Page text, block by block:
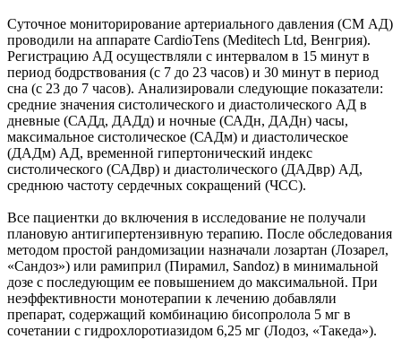
Суточное мониторирование артериального давления (СМ АД)
проводили на аппарате CardioTens (Meditech Ltd, Венгрия).
Регистрацию АД осуществляли с интервалом в 15 минут в
период бодрствования (с 7 до 23 часов) и 30 минут в период
сна (с 23 до 7 часов). Анализировали следующие показатели:
средние значения систолического и диастолического АД в
дневные (САДд, ДАДд) и ночные (САДн, ДАДн) часы,
максимальное систолическое (САДм) и диастолическое
(ДАДм) АД, временной гипертонический индекс
систолического (САДвр) и диастолического (ДАДвр) АД,
среднюю частоту сердечных сокращений (ЧСС).
Все пациентки до включения в исследование не получали
плановую антигипертензивную терапию. После обследования
методом простой рандомизации назначали лозартан (Лозарел,
«Сандоз») или рамиприл (Пирамил, Sandoz) в минимальной
дозе с последующим ее повышением до максимальной. При
неэффективности монотерапии к лечению добавляли
препарат, содержащий комбинацию бисопролола 5 мг в
сочетании с гидрохлоротиазидом 6,25 мг (Лодоз, «Такеда»).